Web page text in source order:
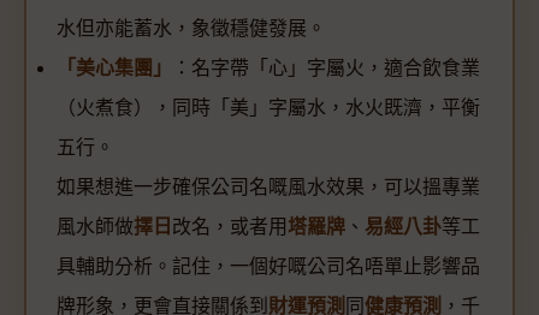
水但亦能蓄水，象徵穩健發展。
「美心集團」
：名字帶「心」字屬火，適合飲食業
（火煮食），同時「美」字屬水，水火既濟，平衡
五行。
如果想進一步確保公司名嘅風水效果，可以搵專業
風水師做擇日 改名，或者用 塔羅牌 、 易經八卦等工
具輔助分析。記住，一個好嘅公司名唔單止影響品
牌形象，更會直接關係到 財運預測 同 健康預測 ，千